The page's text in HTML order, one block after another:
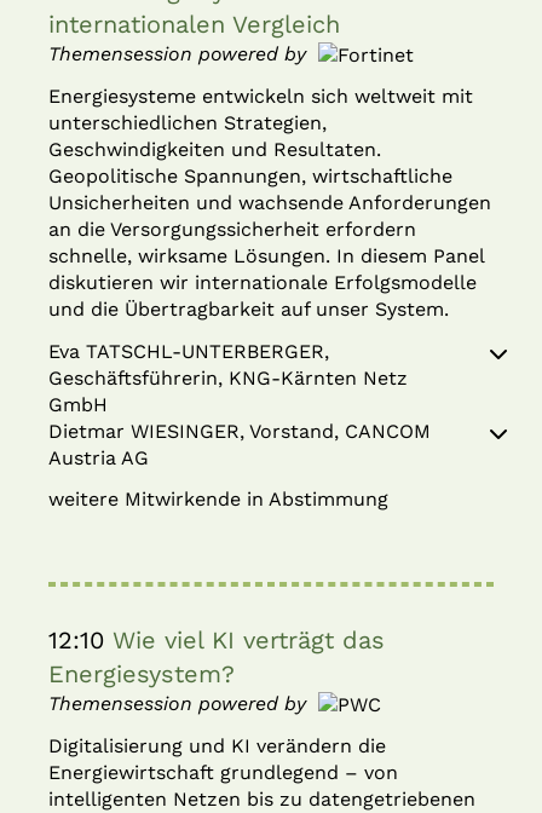
internationalen Vergleich
Themensession powered by
Energiesysteme entwickeln sich weltweit mit
unterschiedlichen Strategien,
Geschwindigkeiten und Resultaten.
Geopolitische Spannungen, wirtschaftliche
Unsicherheiten und wachsende Anforderungen
an die Versorgungssicherheit erfordern
schnelle, wirksame Lösungen. In diesem Panel
diskutieren wir internationale Erfolgsmodelle
und die Übertragbarkeit auf unser System.
Eva TATSCHL-UNTERBERGER,
Geschäftsführerin, KNG-Kärnten Netz
GmbH
Dietmar WIESINGER, Vorstand, CANCOM
Austria AG
weitere Mitwirkende in Abstimmung
12:10 Wie viel KI verträgt das
Energiesystem?
Themensession powered by
Digitalisierung und KI verändern die
Energiewirtschaft grundlegend – von
intelligenten Netzen bis zu datengetriebenen